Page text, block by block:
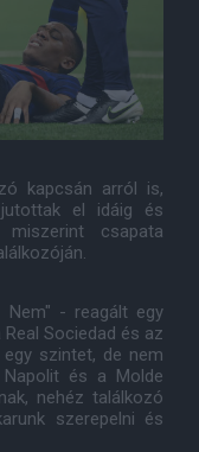
kapcsán arról is,
el idáig és
csapata
Nem" - reagált egy
Sociedad és az
szintet, de nem
és a Molde
nehéz találkozó
szerepelni és